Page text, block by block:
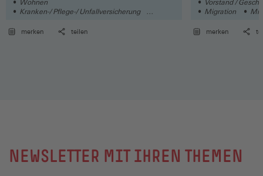
Wohnen
Kranken-/ Pflege-/ Unfallversicherung
merken
teilen
Vorstand /
Migration
merken
NEWSLETTER MIT IHREN THEMEN